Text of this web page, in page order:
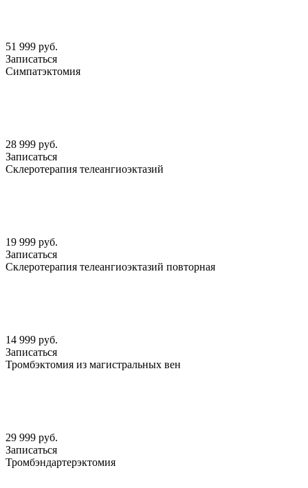
51 999 руб.
Записаться
Симпатэктомия
28 999 руб.
Записаться
Склеротерапия телеангиоэктазий
19 999 руб.
Записаться
Склеротерапия телеангиоэктазий повторная
14 999 руб.
Записаться
Тромбэктомия из магистральных вен
29 999 руб.
Записаться
Тромбэндартерэктомия